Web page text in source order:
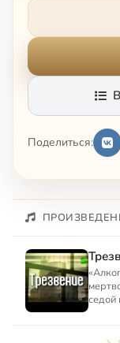
Поделиться:
седой